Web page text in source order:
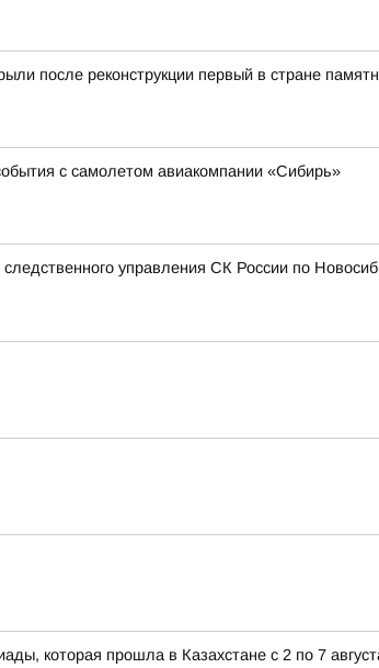
после реконструкции первый в стране
с самолетом авиакомпании «Сибирь»
управления СК России по
которая прошла в Казахстане с 2 по 7